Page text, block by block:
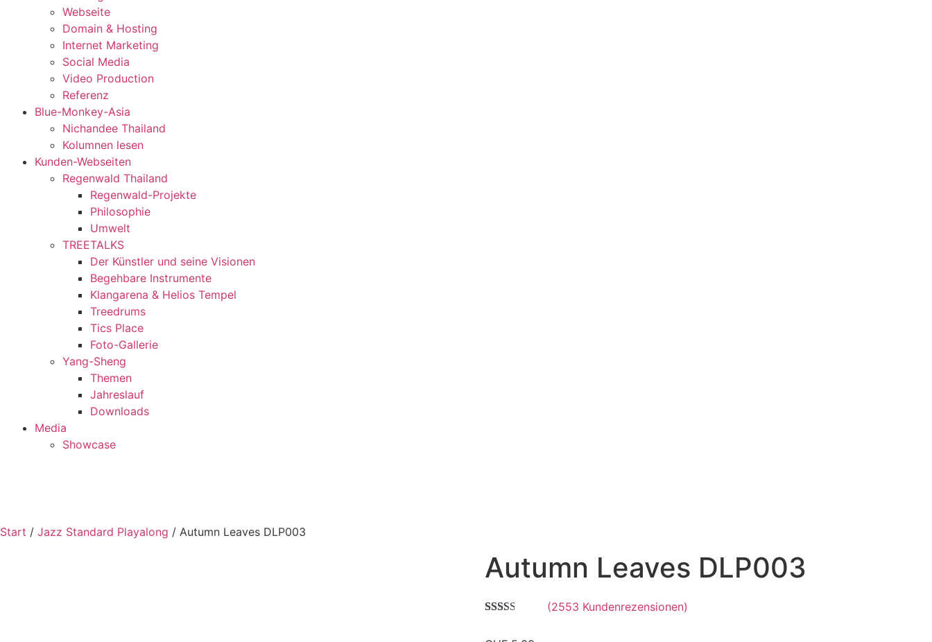
Webseite
Domain & Hosting
Internet Marketing
Social Media
Video Production
Referenz
Blue-Monkey-Asia
Nichandee Thailand
Kolumnen lesen
Kunden-Webseiten
Regenwald Thailand
Regenwald-Projekte
Philosophie
Umwelt
TREETALKS
Der Künstler und seine Visionen
Begehbare Instrumente
Klangarena & Helios Tempel
Treedrums
Tics Place
Foto-Gallerie
Yang-Sheng
Themen
Jahreslauf
Downloads
Media
Showcase
Start / Jazz Standard Playalong / Autumn Leaves DLP003
Autumn Leaves DLP003
(2553 Kundenrezensionen)